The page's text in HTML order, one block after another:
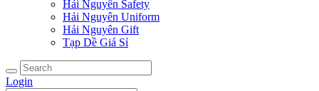
Hải Nguyên Safety
Hải Nguyên Uniform
Hải Nguyên Gift
Tạp Dề Giá Sỉ
Login